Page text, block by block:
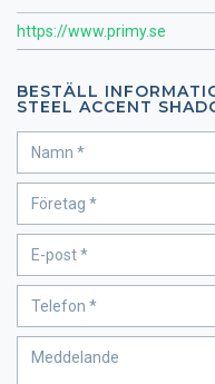
https://www.primy.se
BESTÄLL
STEEL ACCENT